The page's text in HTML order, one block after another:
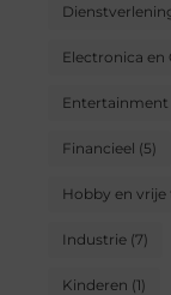
Electronica
Entertainment
Financieel (5)
Hobby en vrije
Industrie(7)
Kinderen (1)